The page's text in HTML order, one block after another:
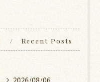
Recent Posts
2026/08/06